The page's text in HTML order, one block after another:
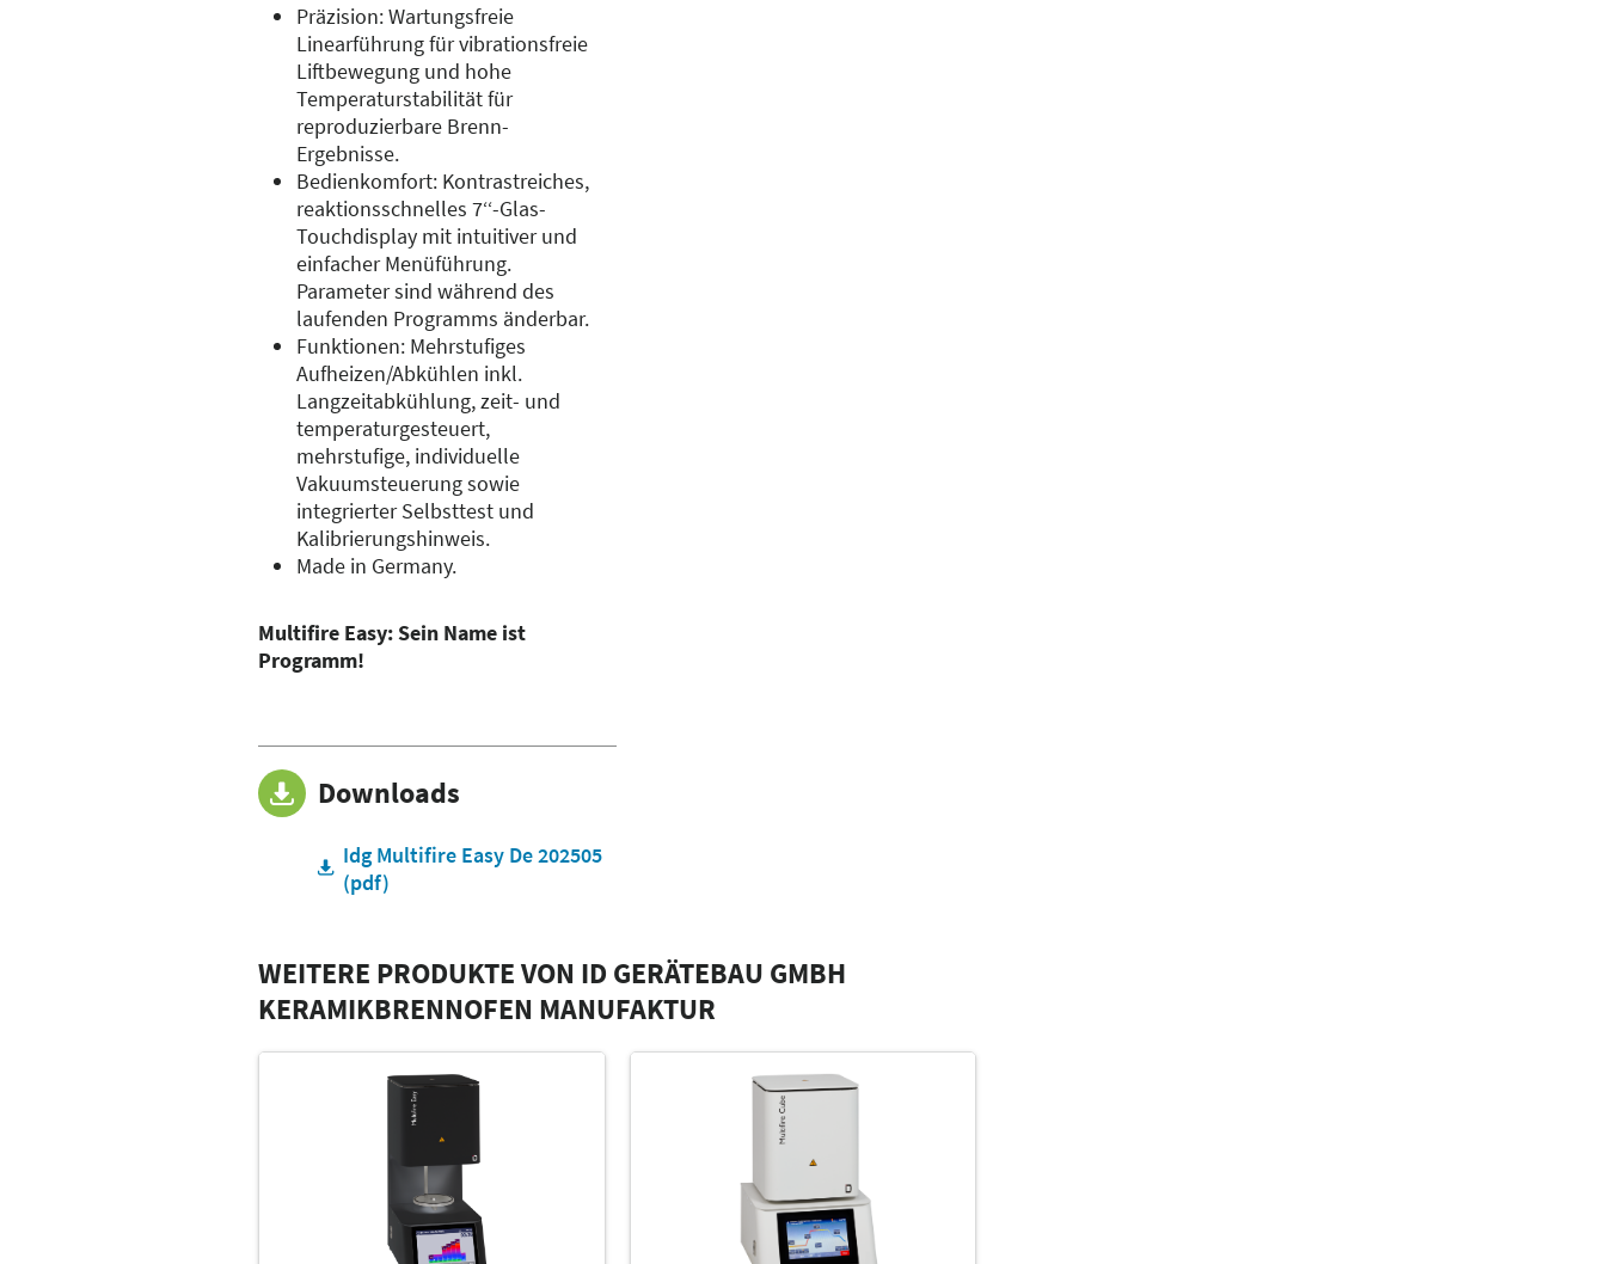
Präzision: Wartungsfreie
Linearführung für vibrationsfreie
Liftbewegung und hohe
Temperaturstabilität für
reproduzierbare Brenn-
Ergebnisse.
Bedienkomfort: Kontrastreiches,
reaktionsschnelles 7‘‘-Glas-
Touchdisplay mit intuitiver und
einfacher Menüführung.
Parameter sind während des
laufenden Programms änderbar.
Funktionen: Mehrstufiges
Aufheizen/Abkühlen inkl.
Langzeitabkühlung, zeit- und
temperaturgesteuert,
mehrstufige, individuelle
Vakuumsteuerung sowie
integrierter Selbsttest und
Kalibrierungshinweis.
Made in Germany.
Multifire Easy: Sein Name ist
Programm!
Downloads
Idg Multifire Easy De 202505
(pdf)
WEITERE PRODUKTE VON ID GERÄTEBAU GMBH
KERAMIKBRENNOFEN MANUFAKTUR